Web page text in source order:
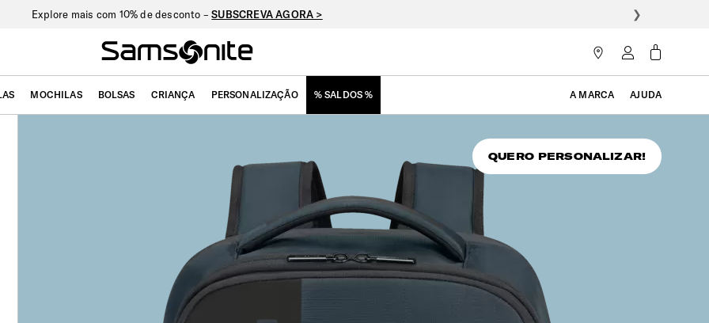
Explore mais com 10% de desconto –SUBSCREVA AGORA > ❯
MOCHILAS BOLSAS CRIANÇA PERSONALIZAÇÃO % SALDOS % A MARCA AJUDA
QUERO PERSONALIZAR!